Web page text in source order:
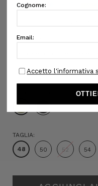
DESIGNER SKU:
COLORE: SALVIA
TAGLIA:
48
50 52 54